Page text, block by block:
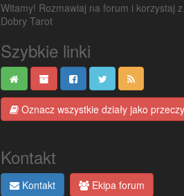
Witamy! Rozmawiaj na forum i korzystaj
Dobry Tarot
Szybkie linki
Oznacz wszystkie działy jako
Kontakt
Kontakt Ekipa forum